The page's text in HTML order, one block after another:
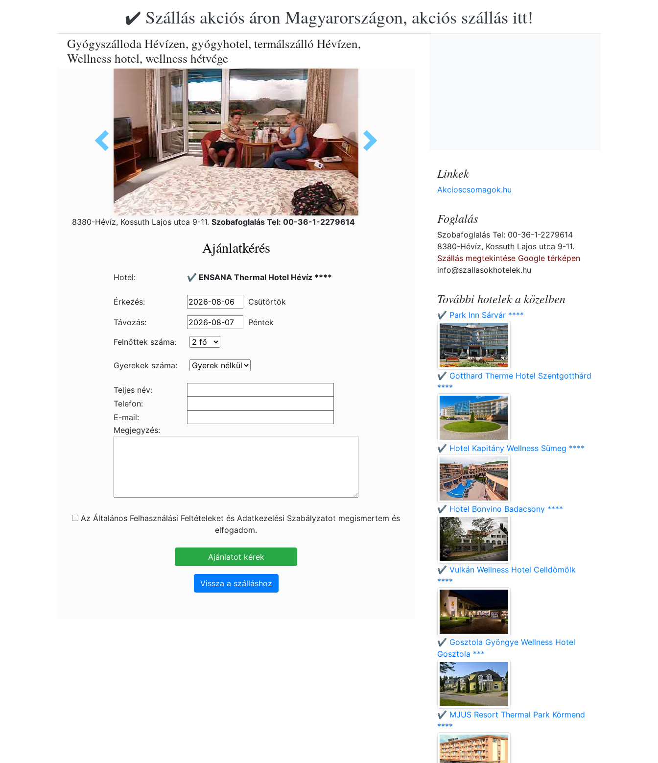
✔️ Szállás akciós áron Magyarországon, akciós szállás itt!
Gyógyszálloda Hévízen, gyógyhotel, termálszálló Hévízen,
Wellness hotel, wellness hétvége
8380-Hévíz, Kossuth Lajos utca 9-11. Szobafoglalás Tel: 00-36-1-2279614
Ajánlatkérés
Hotel: ✔️ ENSANA Thermal Hotel Hévíz ****
Érkezés: Csütörtök
Távozás:
Péntek
Felnőttek száma:
Gyerekek száma:
Teljes név:
Telefon:
E-mail:
Megjegyzés:
Az Általános Felhasználási Feltételeket és Adatkezelési Szabályzatot megismertem és
elfogadom.
Vissza a szálláshoz
Linkek
Akcioscsomagok.hu
Foglalás
Szobafoglalás Tel: 00-36-1-2279614
8380-Hévíz, Kossuth Lajos utca 9-11.
Szállás megtekintése Google térképen
info@szallasokhotelek.hu
További hotelek a közelben
✔️ Park Inn Sárvár ****
✔️ Gotthard Therme Hotel Szentgotthárd
****
✔️ Hotel Kapitány Wellness Sümeg ****
✔️ Hotel Bonvino Badacsony ****
✔️ Vulkán Wellness Hotel Celldömölk
****
✔️ Gosztola Gyöngye Wellness Hotel
Gosztola ***
✔️ MJUS Resort Thermal Park Körmend
****